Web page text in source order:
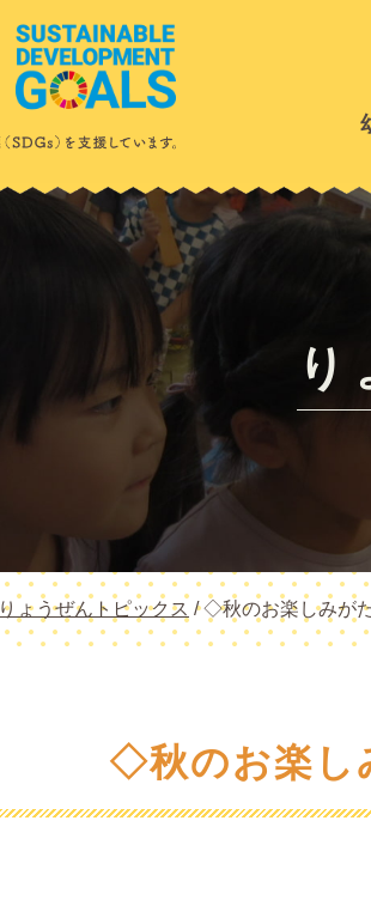
り
りょうぜんトピックス /◇秋のお楽しみが
◇秋のお楽し